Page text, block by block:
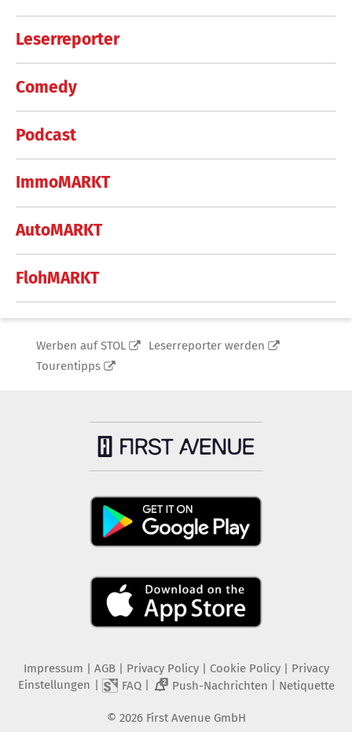
Leserreporter
Comedy
Podcast
ImmoMARKT
AutoMARKT
FlohMARKT
Werben auf STOL
Leserreporter werden
Tourentipps
Impressum | AGB | Privacy Policy| Cookie Policy| Privacy
Einstellungen | FAQ| 2 Push-Nachrichten | Netiquette
© 2026 First Avenue GmbH